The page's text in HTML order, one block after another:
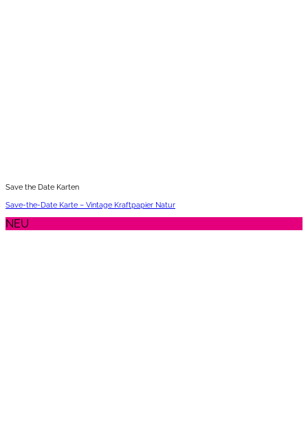
Save the Date Karten
Save-the-Date Karte – Vintage Kraftpapier Natur
NEU